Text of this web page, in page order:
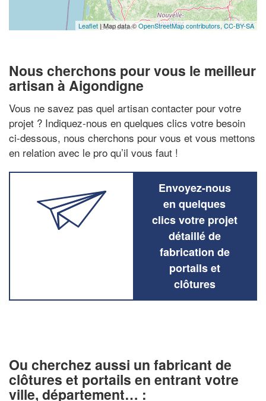
Leaflet | Map data ©OpenStreetMap contributors, CC-BY-SA
Nous cherchons pour vous le meilleur
artisan à Aigondigne
Vous ne savez pas quel artisan contacter pour votre
projet ? Indiquez-nous en quelques clics votre besoin
ci-dessous, nous cherchons pour vous et vous mettons
en relation avec le pro qu’il vous faut !
Envoyez-nous
en quelques
clics votre projet
détaillé de
fabrication de
portails et
clôtures
Ou cherchez aussi un fabricant de
clôtures et portails en entrant votre
ville, département… :